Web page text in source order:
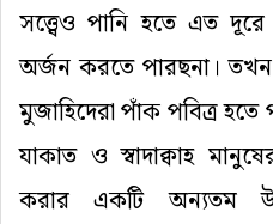
সত্ত্বেও পানি হতে এত
অর্জন করতে পারছনা। তখন
মুজাহিদেরা পাঁক পবিত্র
যাকাত ও স্বাদাক্বাহ
করার একটি অন্যতম